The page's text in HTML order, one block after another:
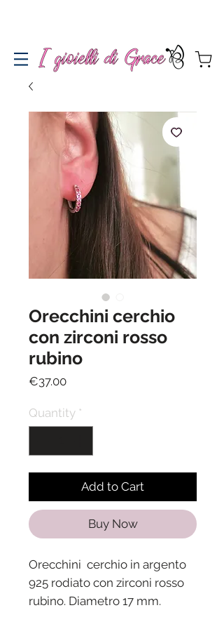
Orecchini cerchio
con zirconi rosso
rubino
€37.00Price
Quantity *
Add to Cart
Buy Now
Orecchini cerchio in argento
925 rodiato con zirconi rosso
rubino. Diametro 17 mm.